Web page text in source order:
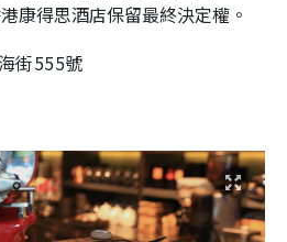
康得思酒店保留最終決定權。
街555號